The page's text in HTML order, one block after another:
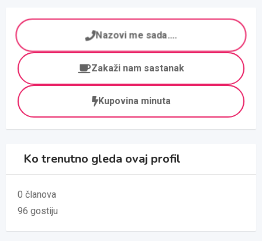
Nazovi me sada....
Zakaži nam sastanak
Kupovina minuta
Ko trenutno gleda ovaj profil
0 članova
96 gostiju